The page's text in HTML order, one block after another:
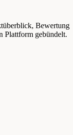
Bewertung
Plattform gebündelt.